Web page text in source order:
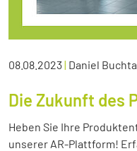
08.08.2023| Daniel Buchta
Die Zukunft des
Heben Sie Ihre
unserer AR-Plattform!